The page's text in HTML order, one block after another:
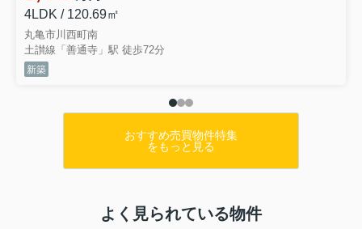
4LDK / 120.69㎡
丸亀市川西町南
土讃線「善通寺」駅 徒歩72分
新築
おすすめ売買物件特集
をもっと見る
よく見られている物件